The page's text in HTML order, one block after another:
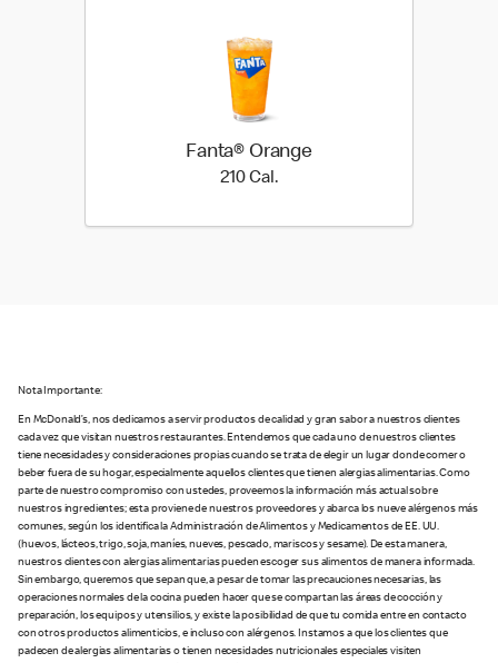
Fanta® Orange
210 Cal.210 Cal.
Nota Importante:
En McDonald’s, nos dedicamos a servir productos de calidad y gran sabor a nuestros clientes
cada vez que visitan nuestros restaurantes. Entendemos que cada uno de nuestros clientes
tiene necesidades y consideraciones propias cuando se trata de elegir un lugar donde comer o
beber fuera de su hogar, especialmente aquellos clientes que tienen alergias alimentarias. Como
parte de nuestro compromiso con ustedes, proveemos la información más actual sobre
nuestros ingredientes; esta proviene de nuestros proveedores y abarca los nueve alérgenos más
comunes, según los identifica la Administración de Alimentos y Medicamentos de EE. UU.
(huevos, lácteos, trigo, soja, maníes, nueves, pescado, mariscos y sesame). De esta manera,
nuestros clientes con alergias alimentarias pueden escoger sus alimentos de manera informada.
Sin embargo, queremos que sepan que, a pesar de tomar las precauciones necesarias, las
operaciones normales de la cocina pueden hacer que se compartan las áreas de cocción y
preparación, los equipos y utensilios, y existe la posibilidad de que tu comida entre en contacto
con otros productos alimenticios, e incluso con alérgenos. Instamos a que los clientes que
padecen de alergias alimentarias o tienen necesidades nutricionales especiales visiten